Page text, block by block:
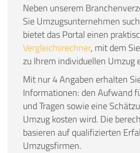
Neben unserem
Sie Umzugsunternehmen
bietet das Portal einen
Vergleichsrechner, mit dem
zu Ihrem individuellen Umzug
Mit nur 4 Angaben erhalten
Informationen: den Aufwand
und Tragen sowie eine
Umzug kosten wird. Die
basieren auf qualifizierten
Umzugsfirmen.